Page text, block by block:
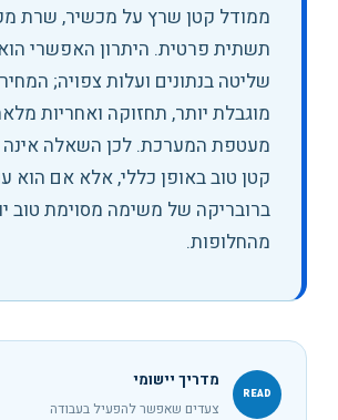
ממודל קטן שרץ על מכשיר, שרת
תשתית פרטית. היתרון האפשרי
שליטה בנתונים ועלות צפויה;
מוגבלת יותר, תחזוקה ואחריות
מעטפת המערכת. לכן השאלה
קטן טוב באופן כללי, אלא אם הוא
ברובריקה של משימה מסוימת טוב
מהחלופות.
READ
מדריך יישומי
צעדים שאפשר להפעיל בעבודה